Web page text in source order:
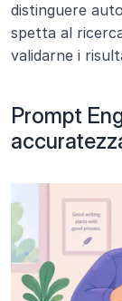
distinguere
spetta al
validarne i
Prompt